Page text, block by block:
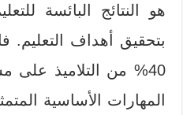
هو النتائج البائسة
بتحقيق أهداف التعليم.
40% من التلاميذ على
المهارات الأساسية